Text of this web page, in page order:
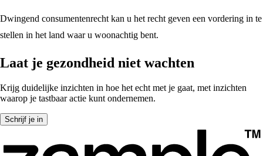
Dwingend consumentenrecht kan u het recht geven een vordering in te
stellen in het land waar u woonachtig bent.
Laat je gezondheid niet wachten
Krijg duidelijke inzichten in hoe het echt met je gaat, met inzichten
waarop je tastbaar actie kunt ondernemen.
Schrijf je in